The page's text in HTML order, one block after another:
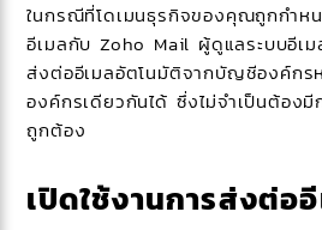
ในกรณีที่โดเมนธุรกิจของคุณถูกกำห
อีเมลกับ Zoho Mail ผู้ดูแลระบบอีเม
ส่งต่ออีเมลอัตโนมัติจากบัญชีองค์กร
องค์กรเดียวกันได้ ซึ่งไม่จำเป็นต้อง
ถูกต้อง
เปิดใช้งานการส่งต่อ